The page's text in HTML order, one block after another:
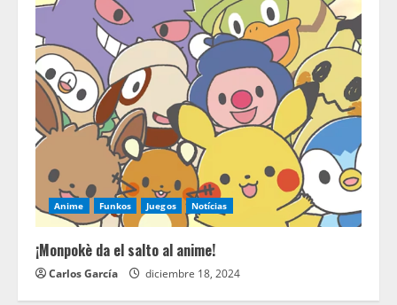
Anime Funkos Juegos Notícias
¡Monpokè da el salto al anime!
Carlos García diciembre 18, 2024